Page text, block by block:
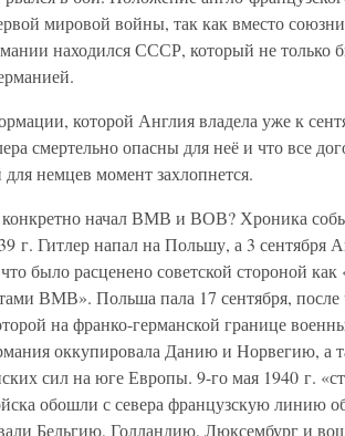
мировой войны, так как вместо
находился СССР, который не только
которой Англия владела уже к
смертельно опасны для неё и что все
немцев момент захлопнется.
начал ВМВ и ВОВ? Хроника
г. Гитлер напал на Польшу, а 3 сентября
было расценено советской стороной как
ВМВ». Польша пала 17 сентября, после
на франко-германской границе
оккупировала Данию и Норвегию, а
сил на юге Европы. 9-го мая 1940 г.
обошли с севера французскую линию
Бельгию, Голландию, Люксембург и